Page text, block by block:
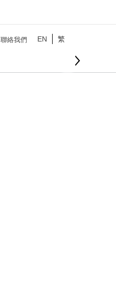
聯絡我們 EN 繁